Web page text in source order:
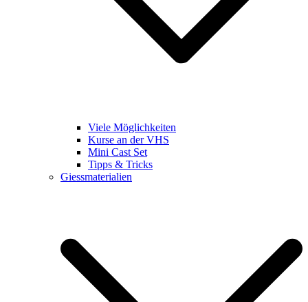
Viele Möglichkeiten
Kurse an der VHS
Mini Cast Set
Tipps & Tricks
Giessmaterialien